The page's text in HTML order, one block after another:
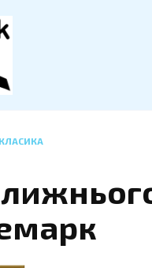
КЛАСИКА